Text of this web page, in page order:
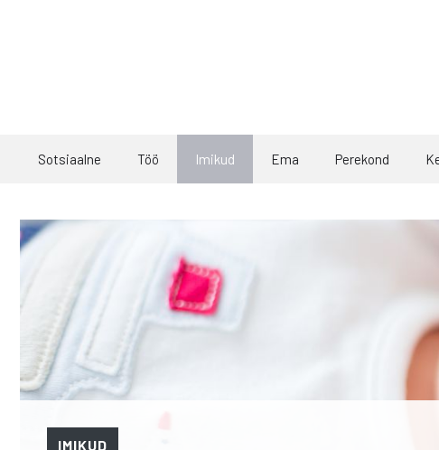
Sotsiaalne Töö Imikud Ema Perekond
IMIKUD